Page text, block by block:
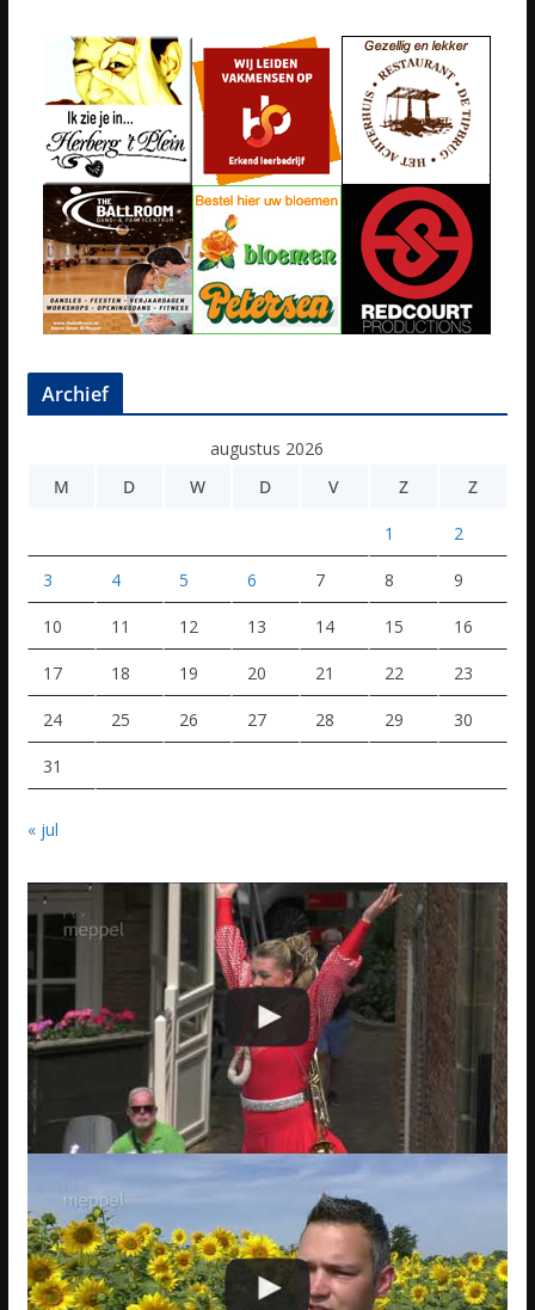
Archief
augustus 2026
M
D W D V Z Z
1 2
3 4 5 6 7 8 9
10 11 12 13 14 15 16
17 18 19 20 21 22 23
24 25 26 27 28 29 30
31
« jul